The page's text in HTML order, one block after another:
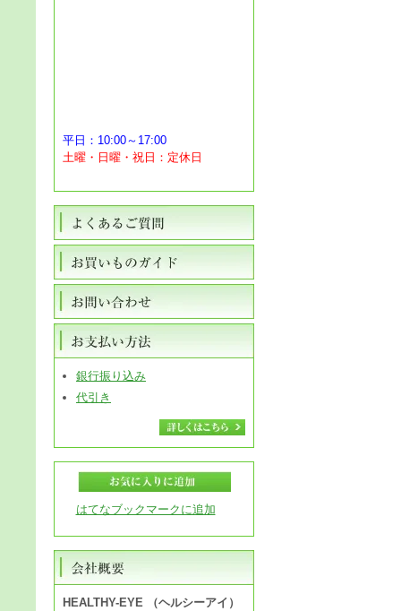
平日：10:00～17:00
土曜・日曜・祝日：定休日
銀行振り込み
代引き
はてなブックマークに追加
HEALTHY-EYE （ヘルシーアイ）